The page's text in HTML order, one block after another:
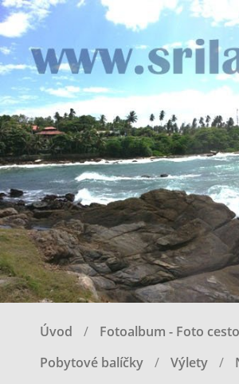
Úvod Fotoalbum - Foto
Pobytové balíčky
Výlety